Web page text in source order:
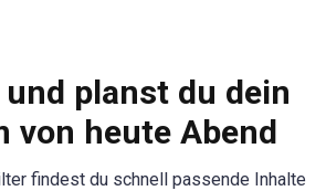
planst du dein
von heute Abend
findest du schnell passende Inhalte